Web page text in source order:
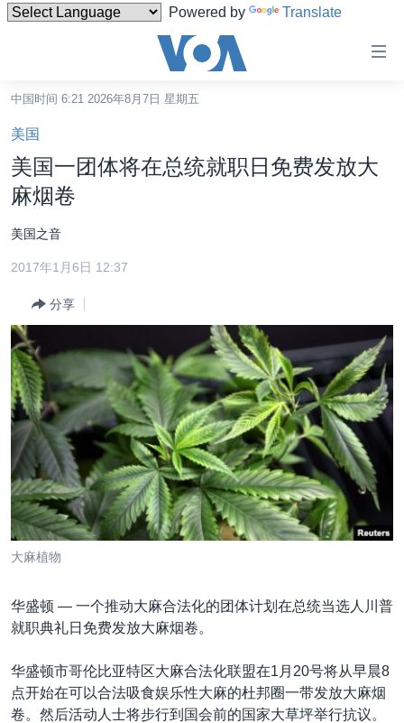
Powered by Translate
碍
链
接
跳
转
内
容
到
导
航
跳
转
到
检
索
中国
最新国际新闻
印太
中东
欧洲
非洲
美洲
全球议题
分类新闻
经济·金融·贸易
人权·法律·宗教
科教·文娱·体健
军事
劳工
环境
美中关系
热点专题
白宫要闻
国会报道
美中关系
美国建国250周年
埃博拉疫情
重要讲话与声明
台海两岸关系
南中国海争端
关注西藏
VOA视频
VOA今日焦点
中文广播
关注我们
中国时间 6:21 2026年8月7日 星期五
美国
美国一团体将在总统就职日免费发放大
麻烟卷
美国之音
2017年1月6日 12:37
分享
大麻植物
华盛顿 — 一个推动大麻合法化的团体计划在总统当选人川普
就职典礼日免费发放大麻烟卷。
华盛顿市哥伦比亚特区大麻合法化联盟在1月20号将从早晨8
点开始在可以合法吸食娱乐性大麻的杜邦圈一带发放大麻烟
卷。然后活动人士将步行到国会前的国家大草坪举行抗议。